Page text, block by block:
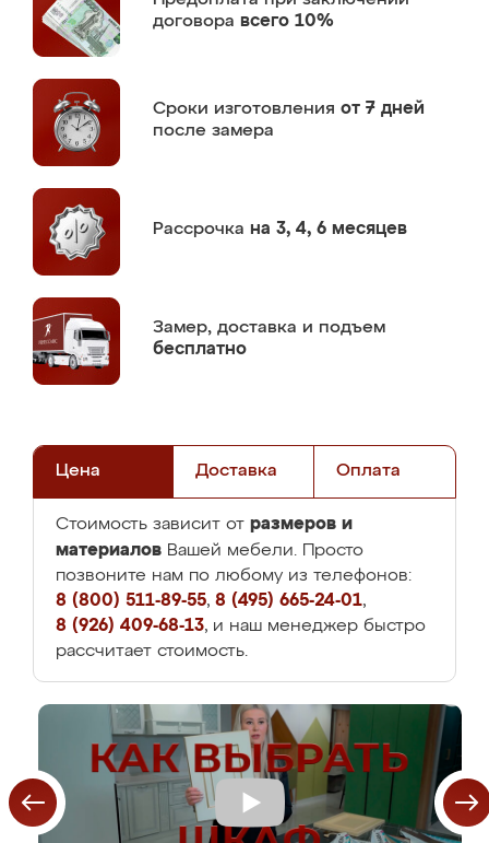
договора всего 10%
Сроки изготовления от 7 дней
после замера
Рассрочка на 3, 4, 6 месяцев
Замер, доставка и подъем
бесплатно
Цена Доставка Оплата
Стоимость зависит от размеров и
материалов Вашей мебели. Просто
позвоните нам по любому из телефонов:
8 (800) 511-89-55, 8 (495) 665-24-01,
8 (926) 409-68-13, и наш менеджер быстро
рассчитает стоимость.